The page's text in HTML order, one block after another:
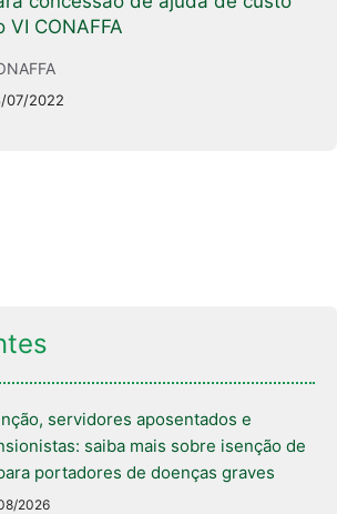
VI CONAFFA
07/2022
servidores aposentados e
saiba mais sobre isenção de
portadores de doenças graves
2026